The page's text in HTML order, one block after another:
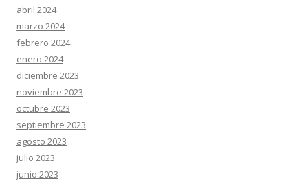
abril 2024
marzo 2024
febrero 2024
enero 2024
diciembre 2023
noviembre 2023
octubre 2023
septiembre 2023
agosto 2023
julio 2023
junio 2023